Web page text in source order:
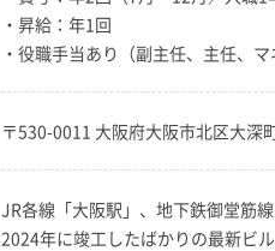
・昇給：年1回
・役職手当あり（副主任、主任、
〒530-0011 大阪府大阪市北区大深
JR各線「大阪駅」、地下鉄御堂筋
2024年に竣工したばかりの最新ビ